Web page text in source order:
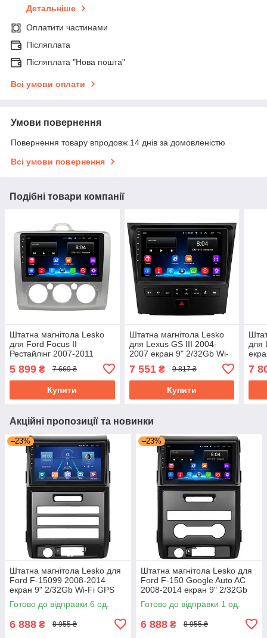
Детальніше
Оплатити частинами
Післяплата
Післяплата "Нова пошта"
Всі умови оплати
Умови повернення
Повернення товару впродовж 14 днів за домовленістю
Всі умови повернення
Подібні товари компанії
Штатна магнітола Lesko
для Ford Focus II
Рестайлінг 2007-2011
екран 9" 2/32Gb Wi-Fi IGO
Base Android Форд
5 899 ₴ 7 669 ₴
Купити
Штатна магнітола Lesko
для Lexus GS III 2004-
2007 екран 9" 2/32Gb Wi-
7 551₴ 9 817 ₴
Купити
для
7
Акційні пропозиції та новинки
–23%
Штатна магнітола Lesko для
Ford F-15099 2008-2014
екран 9" 2/32Gb Wi-Fi GPS
Base Форд
Готово до відправки 6 од.
6 888 ₴ 8 955 ₴
–23%
Штатна магнітола Lesko для
Ford F-150 Google Auto AC
2008-2014 екран 9" 2/32Gb
Wi-Fi GPS Base Форд
Готово до відправки 1 од.
6 888 ₴ 8 955 ₴